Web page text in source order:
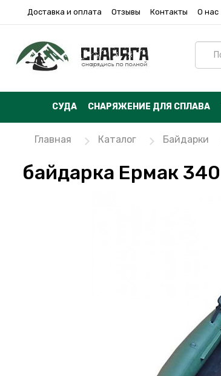
Доставка и оплата Отзывы Контакты О нас
СУДА СНАРЯЖЕНИЕ ДЛЯ СПЛАВА
Главная Каталог Байдарки
байдарка Ермак 340